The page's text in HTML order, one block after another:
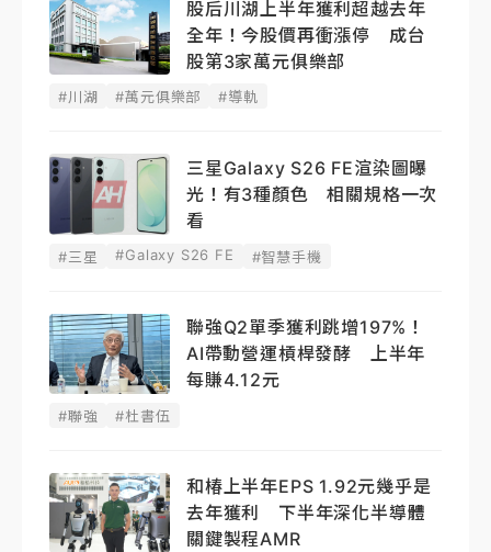
股后川湖上半年獲利超越去年
全年！今股價再衝漲停 成台
股第3家萬元俱樂部
#川湖 #萬元俱樂部 #導軌
三星Galaxy S26 FE渲染圖曝
光！有3種顏色 相關規格一次
看
#三星 #Galaxy S26 FE #智慧手機
聯強Q2單季獲利跳增197%！
AI帶動營運槓桿發酵 上半年
每賺4.12元
#聯強 #杜書伍
和椿上半年EPS 1.92元幾乎是
去年獲利 下半年深化半導體
關鍵製程AMR